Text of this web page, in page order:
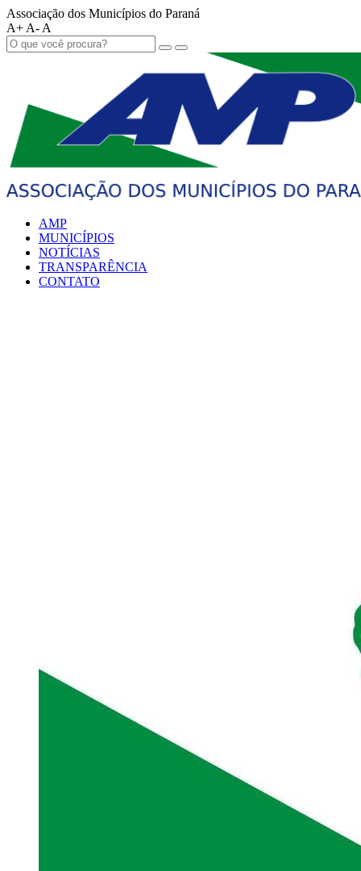
Associação dos Municípios do Paraná
A+ A- A
AMP
MUNICÍPIOS
NOTÍCIAS
TRANSPARÊNCIA
CONTATO